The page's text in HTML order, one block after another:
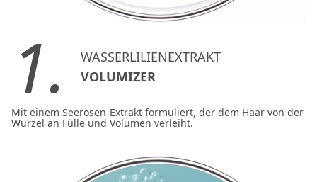
1.
WASSERLILIENEXTRAKT
VOLUMIZER
Mit einem Seerosen-Extrakt formuliert, der dem Haar von der
Wurzel an Fülle und Volumen verleiht.